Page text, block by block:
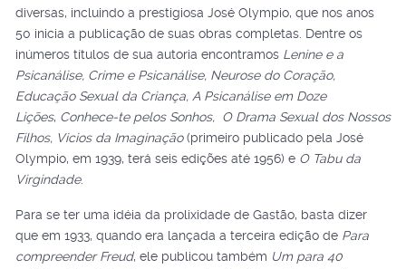
diversas, incluindo a prestigiosa José Olympio, que nos anos
50 inicia a publicação de suas obras completas. Dentre os
inúmeros títulos de sua autoria encontramos Lenine e a
Psicanálise, Crime e Psicanálise, Neurose do Coração,
Educação Sexual da Criança, A Psicanálise em Doze
Lições, Conhece-te pelos Sonhos, O Drama Sexual dos Nossos
Filhos, Vicios da Imaginação(primeiro publicado pela José
Olympio, em 1939, terá seis edições até 1956) e O Tabu da
Virgindade.
Para se ter uma idéia da prolixidade de Gastão, basta dizer
que em 1933, quando era lançada a terceira edição de Para
compreender Freud, ele publicou também Um para 40